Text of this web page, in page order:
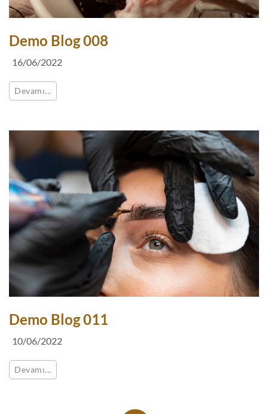
Demo Blog 008
16/06/2022
Devamı...
Demo Blog 011
10/06/2022
Devamı...